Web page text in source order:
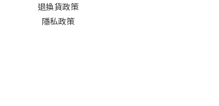
退換貨政策
隱私政策